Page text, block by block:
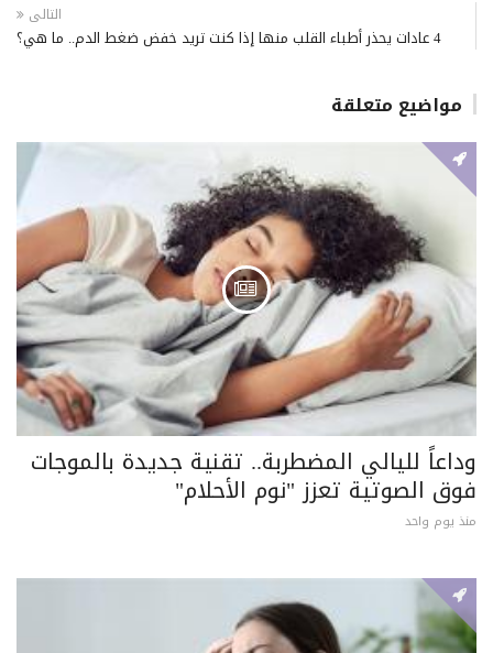
التالى
4 عادات يحذر أطباء القلب منها إذا كنت تريد خفض ضغط الدم.. ما هي؟
مواضيع متعلقة
وداعاً لليالي المضطربة.. تقنية جديدة بالموجات
فوق الصوتية تعزز "نوم الأحلام"
منذ يوم واحد